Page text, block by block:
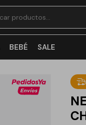
BEBÉ SALE